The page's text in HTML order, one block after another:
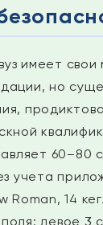
имеет
но
60–80
учета
Roman, 14
левое 3